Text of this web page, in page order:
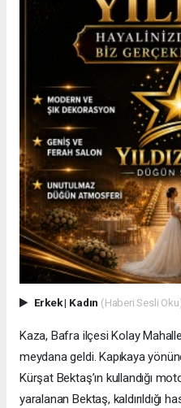
Erkek| Kadın (Haberi Sesli
Kaza, Bafra ilçesi Kolay
meydana geldi. Kapıkaya
Kürşat Bektaş’ın kullandığı
yaralanan Bektaş, kaldırıldığı